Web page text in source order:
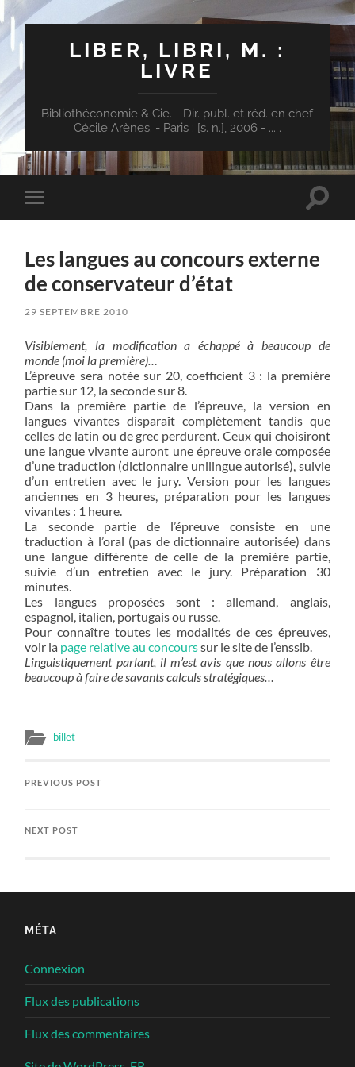
LIBER, LIBRI, M. :
LIVRE
Bibliothéconomie & Cie. - Dir. publ. et réd. en chef
Cécile Arènes. - Paris : [s. n.], 2006 - ... .
Toggle
mobile
Toggle
Les langues au concours externe
de conservateur d’état
29 SEPTEMBRE 2010
Visiblement, la modification a échappé à beaucoup de
monde (moi la première)…
L’épreuve sera notée sur 20, coefficient 3 : la première
partie sur 12, la seconde sur 8.
Dans la première partie de l’épreuve, la version en
langues vivantes disparaît complètement tandis que
celles de latin ou de grec perdurent. Ceux qui choisiront
une langue vivante auront une épreuve orale composée
d’une traduction (dictionnaire unilingue autorisé), suivie
d’un entretien avec le jury. Version pour les langues
anciennes en 3 heures, préparation pour les langues
vivantes : 1 heure.
La seconde partie de l’épreuve consiste en une
traduction à l’oral (pas de dictionnaire autorisée) dans
une langue différente de celle de la première partie,
suivie d’un entretien avec le jury. Préparation 30
minutes.
Les langues proposées sont : allemand, anglais,
espagnol, italien, portugais ou russe.
Pour connaître toutes les modalités de ces épreuves,
voir la page relative au concourssur le site de l’enssib.
Linguistiquement parlant, il m’est avis que nous allons être
beaucoup à faire de savants calculs stratégiques…
billet
PREVIOUS POST
NEXT POST
MÉTA
Connexion
Flux des publications
Flux des commentaires